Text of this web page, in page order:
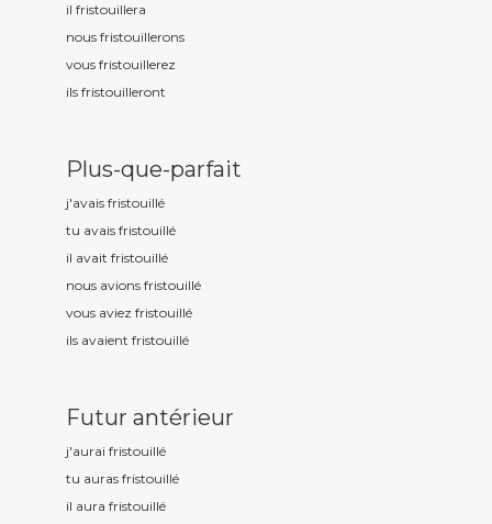
il fristouillera
nous fristouillerons
vous fristouillerez
ils fristouilleront
Plus-que-parfait
j'avais fristouillé
tu avais fristouillé
il avait fristouillé
nous avions fristouillé
vous aviez fristouillé
ils avaient fristouillé
Futur antérieur
j'aurai fristouillé
tu auras fristouillé
il aura fristouillé